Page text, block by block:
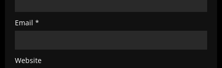
Email *
Website